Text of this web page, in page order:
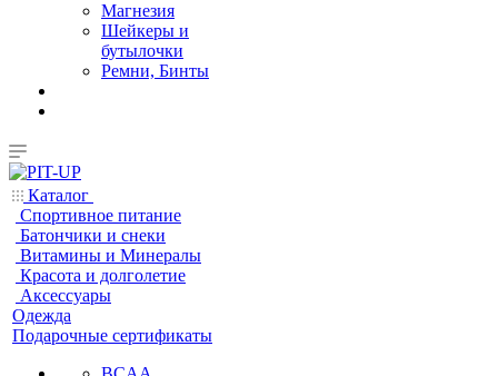
Магнезия
Шейкеры и
бутылочки
Ремни, Бинты
Каталог
Спортивное питание
Батончики и снеки
Витамины и Минералы
Красота и долголетие
Аксессуары
Одежда
Подарочные сертификаты